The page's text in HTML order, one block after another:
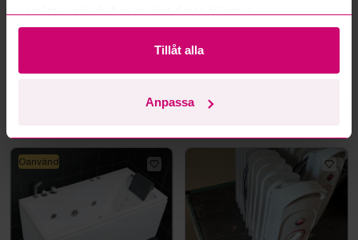
Tillåt alla
Anpassa
3d 1h Bromma
40-1
Oanvänd